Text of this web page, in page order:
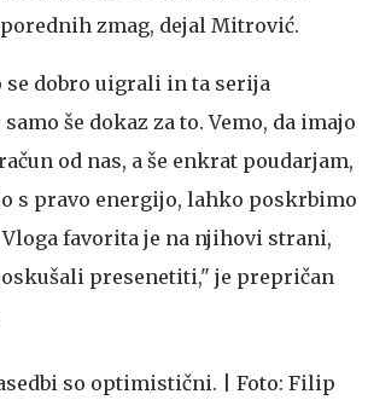
zmag, dejal Mitrović.
se dobro uigrali in ta serija
še dokaz za to. Vemo, da imajo
od nas, a še enkrat poudarjam,
s pravo energijo, lahko poskrbimo
Vloga favorita je na njihovi strani,
presenetiti," je prepričan